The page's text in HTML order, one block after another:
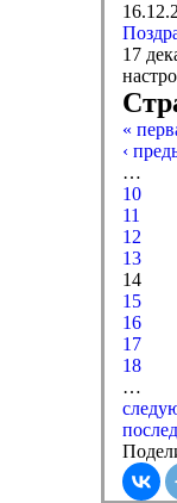
17
«
‹
…
10
11
12
13
14
15
16
17
18
…